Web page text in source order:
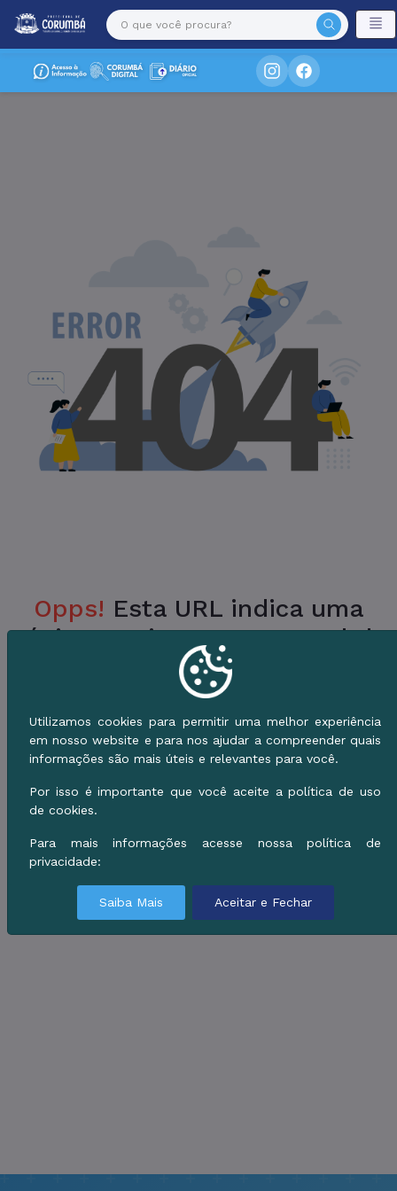
Opps! Esta URL indica uma
Página Inexistente no Portal da
Prefeitura.
Verifique a URL ou vá para o Início e use o
Menu de Serviços.
Utilizamos cookies para permitir uma melhor experiência
em nosso website e para nos ajudar a compreender quais
informações são mais úteis e relevantes para você.
Por isso é importante que você aceite a política de uso
de cookies.
Para mais informações acesse nossa política de
privacidade:
Saiba Mais Aceitar e Fechar